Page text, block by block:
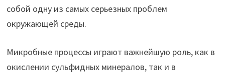
собой одну из самых серьезных проблем
окружающей среды.
Микробные процессы играют важнейшую роль, как в
окислении сульфидных минералов, так и в